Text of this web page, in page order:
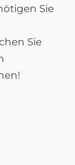
Sie
Sie